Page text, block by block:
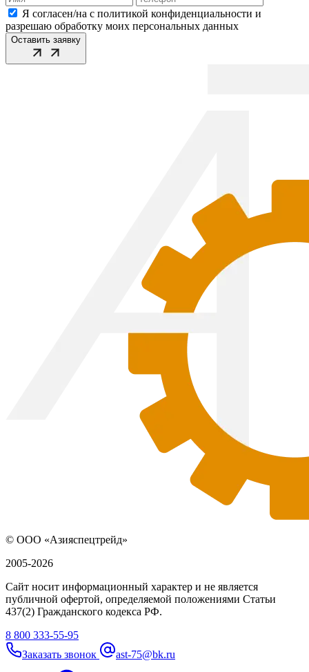
Я согласен/на с политикой конфиденциальности и
разрешаю обработку моих персональных данных
Оставить заявку
© ООО «Азияспецтрейд»
2005-2026
Сайт носит информационный характер и не является
публичной офертой, определяемой положениями Статьи
437(2) Гражданского кодекса РФ.
8 800 333-55-95
Заказать звонок
ast-75@bk.ru